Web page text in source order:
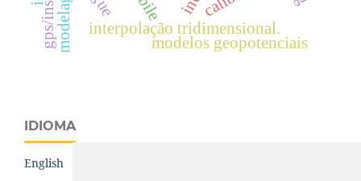
interpolação tridimensional.
gps/ins modelos geopotenciais
IDIOMA
English